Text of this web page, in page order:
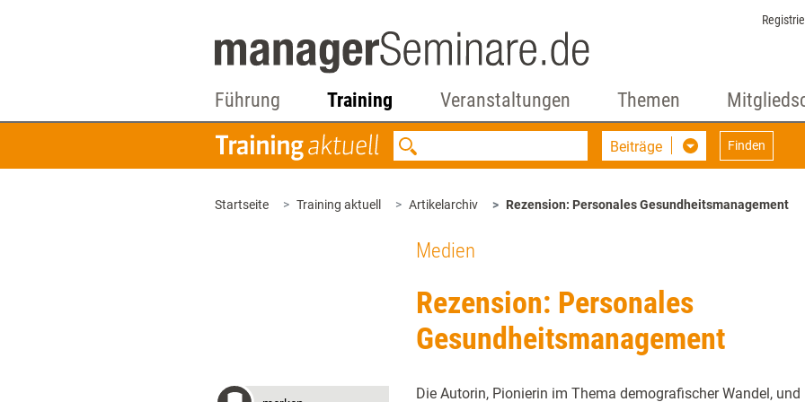
Führung Training Veranstaltungen Themen
Beiträge Finden
Startseite Training aktuell Artikelarchiv Rezension: Personales Gesundheitsmanagement
Medien
Rezension: Personales
Gesundheitsmanagement
Die Autorin, Pionierin im Thema demografischer Wandel,